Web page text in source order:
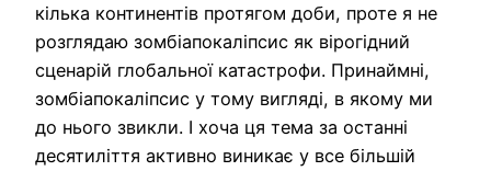
кілька континентів протягом доби, проте я не
розглядаю зомбіапокаліпсис як вірогідний
сценарій глобальної катастрофи. Принаймні,
зомбіапокаліпсис у тому вигляді, в якому ми
до нього звикли. І хоча ця тема за останні
десятиліття активно виникає у все більшій